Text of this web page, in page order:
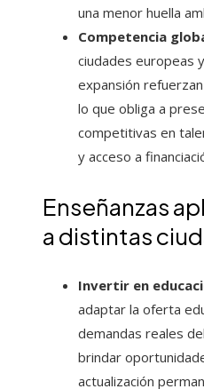
una menor huella
Competencia
ciudades europeas
expansión
lo que obliga a
competitivas en
y acceso a
Enseñanzas
a distintas
Invertir en
adaptar la oferta
demandas reales
brindar
actualización